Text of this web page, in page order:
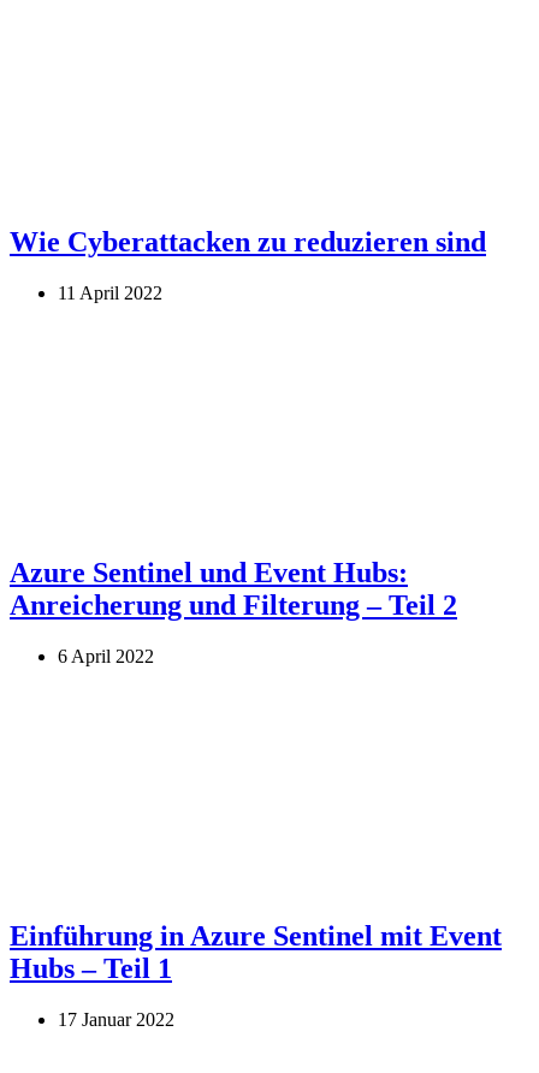
Wie Cyberattacken zu reduzieren sind
11 April 2022
Azure Sentinel und Event Hubs:
Anreicherung und Filterung – Teil 2
6 April 2022
Einführung in Azure Sentinel mit Event
Hubs – Teil 1
17 Januar 2022